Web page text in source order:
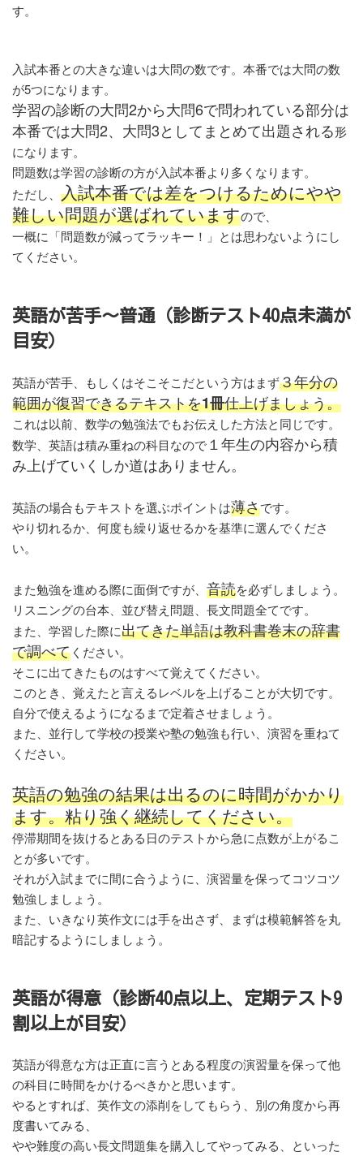
す。
入試本番との大きな違いは大問の数です。本番では大問の数
が5つになります。
学習の診断の大問2から大問6で問われている部分は
本番では大問2、大問3としてまとめて出題される形
になります。
問題数は学習の診断の方が入試本番より多くなります。
ただし、 入試本番では差をつけるためにやや
難しい問題が選ばれていますので、
一概に「問題数が減ってラッキー！」とは思わないようにし
てください。
英語が苦手～普通（診断テスト40点未満が
目安）
英語が苦手、もしくはそこそこだという方はまず３年分の
範囲が復習できるテキストを1冊仕上げましょう。
これは以前、数学の勉強法でもお伝えした方法と同じです。
数学、英語は積み重ねの科目なので１年生の内容から積
み上げていくしか道はありません。
英語の場合もテキストを選ぶポイントは薄さです。
やり切れるか、何度も繰り返せるかを基準に選んでくださ
い。
また勉強を進める際に面倒ですが、 音読を必ずしましょう。
リスニングの台本、並び替え問題、長文問題全てです。
また、学習した際に出てきた単語は教科書巻末の辞書
で調べてください。
そこに出てきたものはすべて覚えてください。
このとき、覚えたと言えるレベルを上げることが大切です。
自分で使えるようになるまで定着させましょう。
また、並行して学校の授業や塾の勉強も行い、演習を重ねて
ください。
英語の勉強の結果は出るのに時間がかかり
ます。粘り強く継続してください。
停滞期間を抜けるとある日のテストから急に点数が上がるこ
とが多いです。
それが入試までに間に合うように、演習量を保ってコツコツ
勉強しましょう。
また、いきなり英作文には手を出さず、まずは模範解答を丸
暗記するようにしましょう。
英語が得意（診断40点以上、定期テスト9
割以上が目安）
英語が得意な方は正直に言うとある程度の演習量を保って他
の科目に時間をかけるべきかと思います。
やるとすれば、英作文の添削をしてもらう、別の角度から再
度書いてみる、
やや難度の高い長文問題集を購入してやってみる、といった